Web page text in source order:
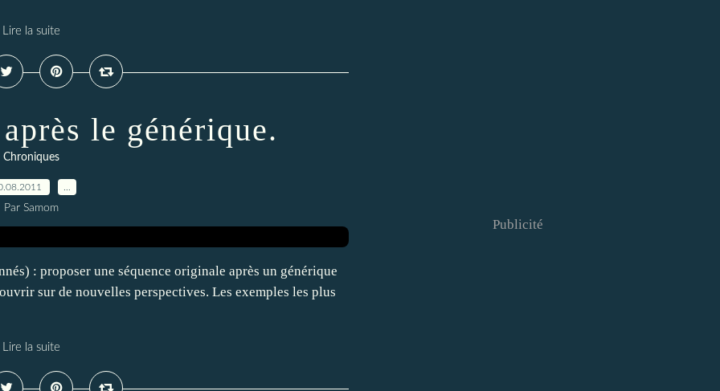
Lire la suite
le générique.
Chroniques
Par Samom
: proposer une séquence originale après un générique
sur de nouvelles perspectives. Les exemples les plus
Lire la suite
Publicité